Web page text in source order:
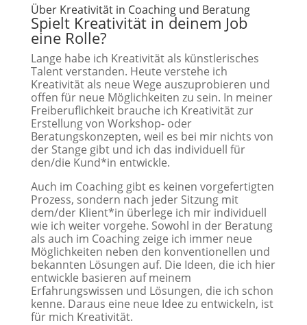
Über Kreativität in Coaching und Beratung
Spielt Kreativität in deinem Job
eine Rolle?
Lange habe ich Kreativität als künstlerisches
Talent verstanden. Heute verstehe ich
Kreativität als neue Wege auszuprobieren und
offen für neue Möglichkeiten zu sein. In meiner
Freiberuflichkeit brauche ich Kreativität zur
Erstellung von Workshop- oder
Beratungskonzepten, weil es bei mir nichts von
der Stange gibt und ich das individuell für
den/die Kund*in entwickle.
Auch im Coaching gibt es keinen vorgefertigten
Prozess, sondern nach jeder Sitzung mit
dem/der Klient*in überlege ich mir individuell
wie ich weiter vorgehe. Sowohl in der Beratung
als auch im Coaching zeige ich immer neue
Möglichkeiten neben den konventionellen und
bekannten Lösungen auf. Die Ideen, die ich hier
entwickle basieren auf meinem
Erfahrungswissen und Lösungen, die ich schon
kenne. Daraus eine neue Idee zu entwickeln, ist
für mich Kreativität.